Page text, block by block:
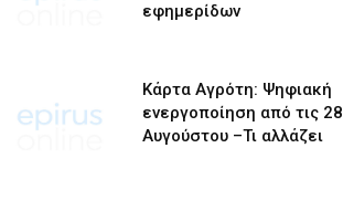
εφημερίδων
Κάρτα Αγρότη: Ψηφιακή
ενεργοποίηση από τις 28
Αυγούστου –Τι αλλάζει